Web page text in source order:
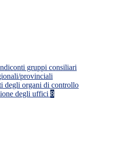
gruppi consiliari
provinciali
degli organi di controllo
degli uffici 8